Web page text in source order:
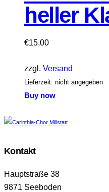
heller
€15,00
zzgl. Versand
Lieferzeit: nicht angegeben
Buy now
Kontakt
Hauptstraße 38
9871 Seeboden